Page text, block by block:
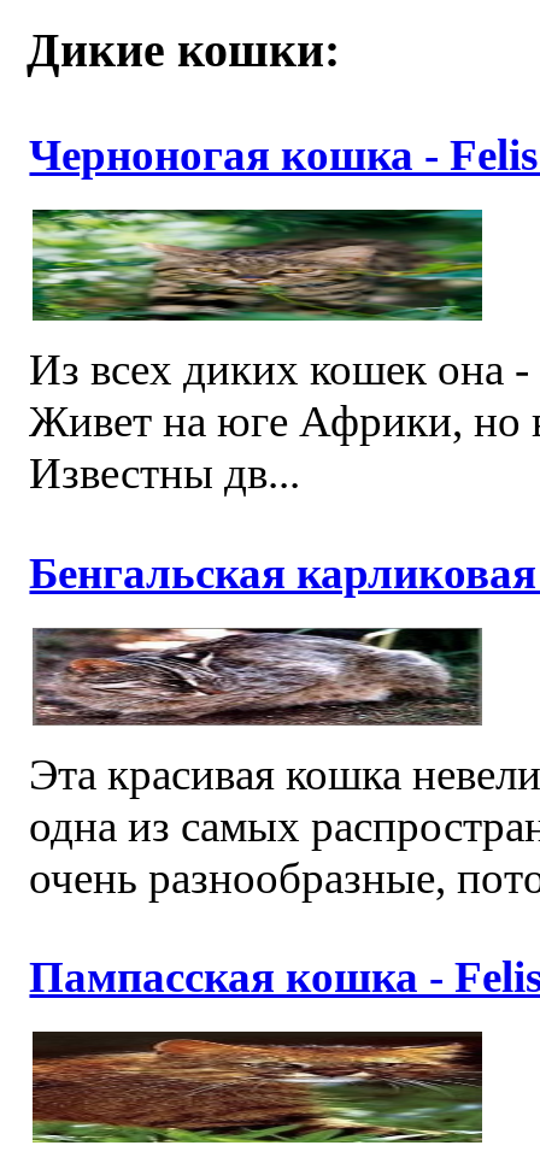
Дикие кошки:
Черноногая кошка -
Из всех диких кошек она -
Живет на юге Африки, но
Известны дв...
Бенгальская
Эта красивая кошка
одна из самых
очень разнообразные,
Пампасская кошка -